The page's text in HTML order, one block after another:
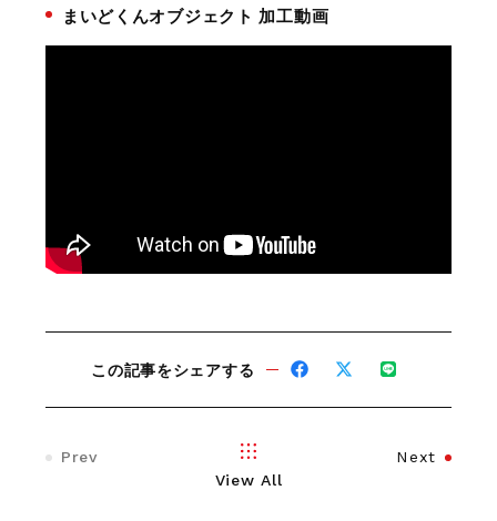
まいどくんオブジェクト 加工動画
この記事をシェアする
Prev
View All
Next